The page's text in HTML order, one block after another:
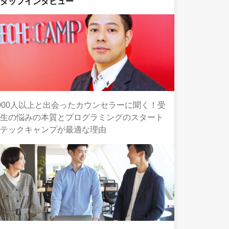
人以上と出会ったカウンセラーに聞く！受
の悩みの本質とプログラミングのスタート
ックキャンプが最適な理由